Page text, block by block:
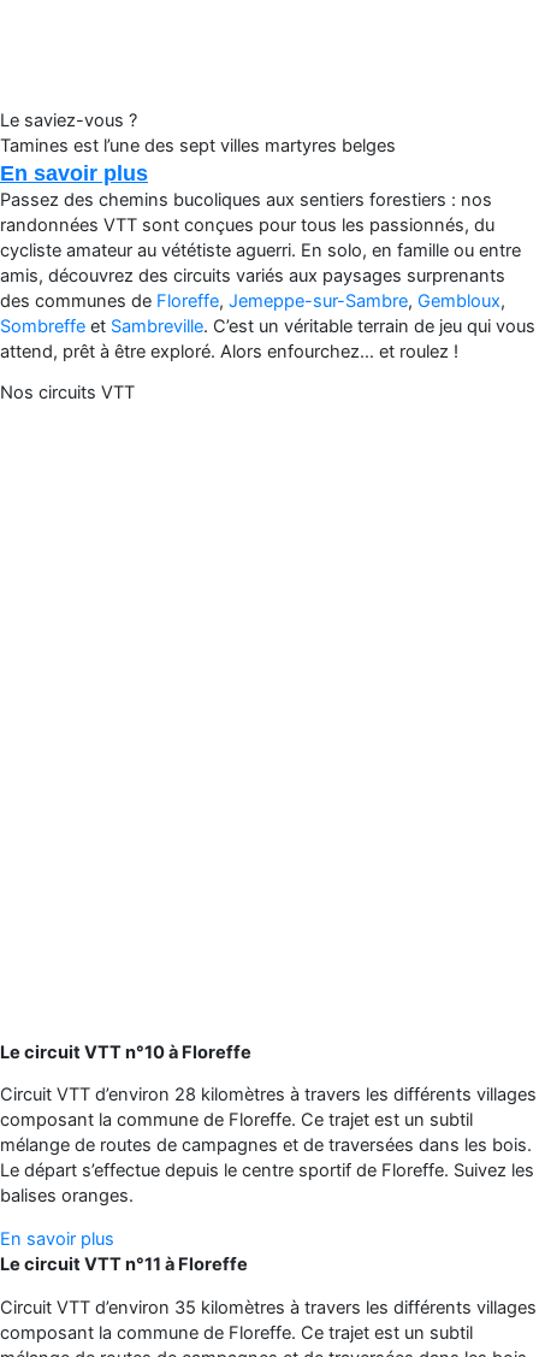
Le saviez-vous ?
Tamines est l’une des sept villes martyres belges
En savoir plus
Passez des chemins bucoliques aux sentiers forestiers : nos
randonnées VTT sont conçues pour tous les passionnés, du
cycliste amateur au vététiste aguerri. En solo, en famille ou entre
amis, découvrez des circuits variés aux paysages surprenants
des communes de Floreffe, Jemeppe-sur-Sambre, Gembloux,
Sombreffe et Sambreville. C’est un véritable terrain de jeu qui vous
attend, prêt à être exploré. Alors enfourchez… et roulez !
Nos circuits VTT
Le circuit VTT n°10 à Floreffe
Circuit VTT d’environ 28 kilomètres à travers les différents villages
composant la commune de Floreffe. Ce trajet est un subtil
mélange de routes de campagnes et de traversées dans les bois.
Le départ s’effectue depuis le centre sportif de Floreffe. Suivez les
balises oranges.
En savoir plus
Le circuit VTT n°11 à Floreffe
Circuit VTT d’environ 35 kilomètres à travers les différents villages
composant la commune de Floreffe. Ce trajet est un subtil